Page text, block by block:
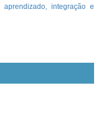
integração e